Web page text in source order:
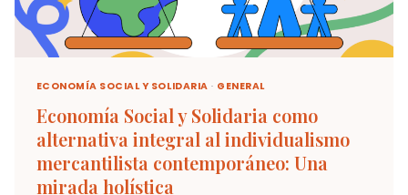
ECONOMÍA SOCIAL Y SOLIDARIA · GENERAL
Economía Social y Solidaria como
alternativa integral al individualismo
mercantilista contemporáneo: Una
mirada holística